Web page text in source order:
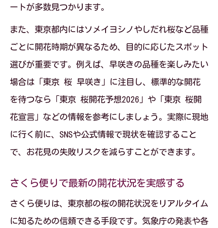
ートが多数見つかります。
また、東京都内にはソメイヨシノやしだれ桜など品種
ごとに開花時期が異なるため、目的に応じたスポット
選びが重要です。例えば、早咲きの品種を楽しみたい
場合は「東京 桜 早咲き」に注目し、標準的な開花
を待つなら「東京 桜開花予想2026」や「東京 桜開
花宣言」などの情報を参考にしましょう。実際に現地
に行く前に、SNSや公式情報で現状を確認すること
で、お花見の失敗リスクを減らすことができます。
さくら便りで最新の開花状況を実感する
さくら便りは、東京都の桜の開花状況をリアルタイム
に知るための信頼できる手段です。気象庁の発表や各